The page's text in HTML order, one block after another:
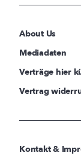
About Us
Mediadaten
Verträge hier
Vertrag
Kontakt &